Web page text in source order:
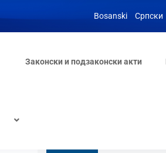
Bosanski Српски
Законски и подзаконски акти